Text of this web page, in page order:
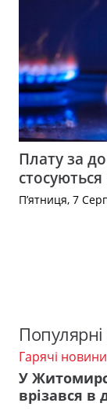
Плату за
П’ятниця, 7
Гарячі новини
У
врізався в